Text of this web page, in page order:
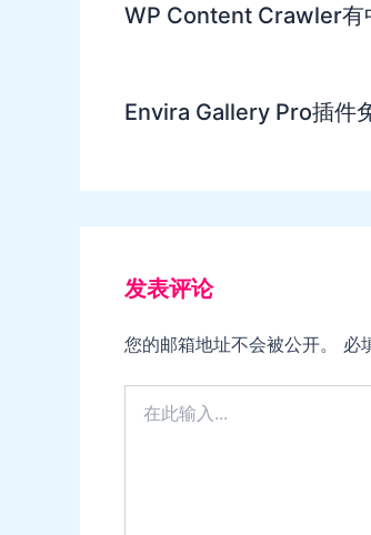
WP Content Crawler有
Envira Gallery Pro插件
发表评论
您的邮箱地址不会被公开。 必